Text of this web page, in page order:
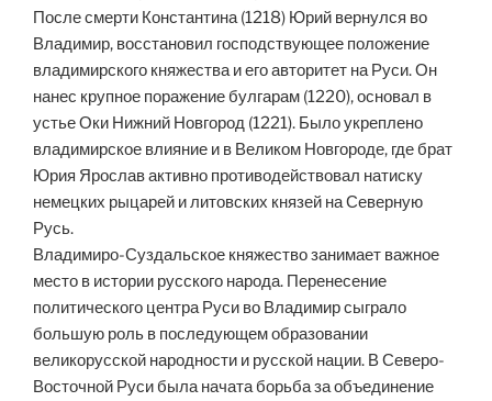
После смерти Константина (1218) Юрий вернулся во
Владимир, восстановил господствующее положение
владимирского княжества и его авторитет на Руси. Он
нанес крупное поражение булгарам (1220), основал в
устье Оки Нижний Новгород (1221). Было укреплено
владимирское влияние и в Великом Новгороде, где брат
Юрия Ярослав активно противодействовал натиску
немецких рыцарей и литовских князей на Северную
Русь.
Владимиро-Суздальское княжество занимает важное
место в истории русского народа. Перенесение
политического центра Руси во Владимир сыграло
большую роль в последующем образовании
великорусской народности и русской нации. В Северо-
Восточной Руси была начата борьба за объединение